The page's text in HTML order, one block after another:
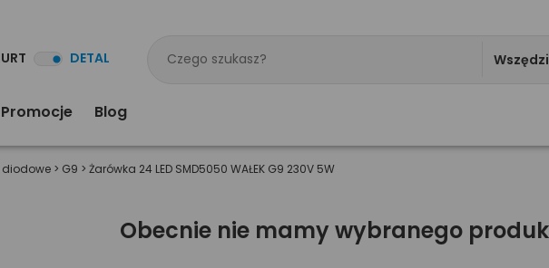
DETAL
Promocje Blog
diodowe > G9 > Żarówka 24 LED SMD5050 WAŁEK G9 230V 5W
Obecnie nie mamy wybranego